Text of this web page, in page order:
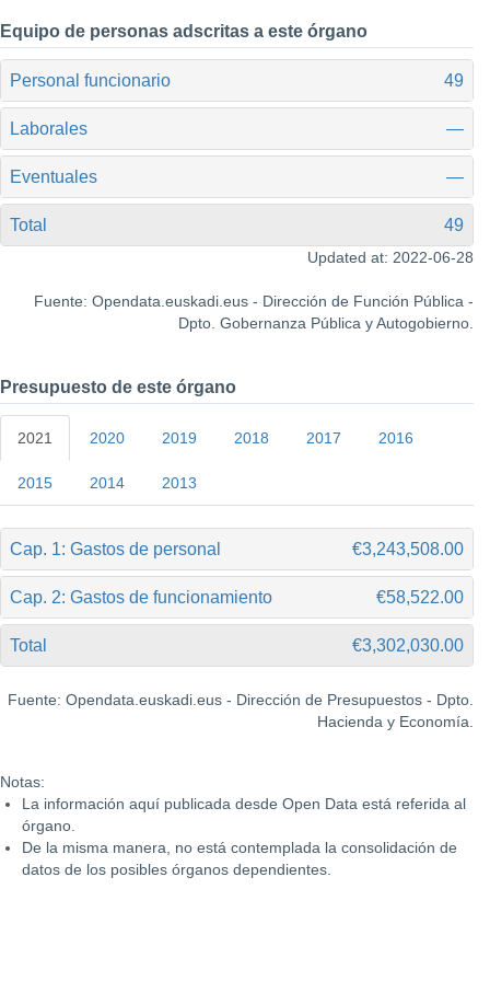
Equipo de personas adscritas a este órgano
Personal funcionario 49
Laborales —
Eventuales —
Total 49
Updated at: 2022-06-28
Fuente: Opendata.euskadi.eus - Dirección de Función Pública -
Dpto. Gobernanza Pública y Autogobierno.
Presupuesto de este órgano
2021 2020 2019 2018 2017 2016
2015 2014 2013
Cap. 1: Gastos de personal €3,243,508.00
Cap. 2: Gastos de funcionamiento €58,522.00
Total €3,302,030.00
Fuente: Opendata.euskadi.eus - Dirección de Presupuestos - Dpto.
Hacienda y Economía.
Notas:
La información aquí publicada desde Open Data está referida al
órgano.
De la misma manera, no está contemplada la consolidación de
datos de los posibles órganos dependientes.